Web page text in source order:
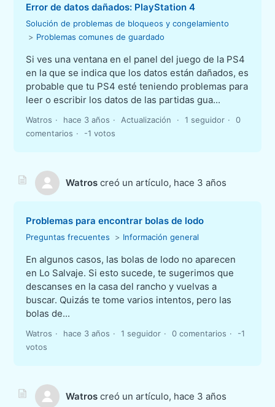
Error de datos dañados: PlayStation 4
Solución de problemas de bloqueos y congelamiento
Problemas comunes de guardado
Si ves una ventana en el panel del juego de la PS4
en la que se indica que los datos están dañados, es
probable que tu PS4 esté teniendo problemas para
leer o escribir los datos de las partidas gua...
Watros hace 3 años Actualización 1 seguidor
0
comentarios
-1 votos
Watros creó un artículo, hace 3 años
Problemas para encontrar bolas de lodo
Preguntas frecuentes Información general
En algunos casos, las bolas de lodo no aparecen
en Lo Salvaje. Si esto sucede, te sugerimos que
descanses en la casa del rancho y vuelvas a
buscar. Quizás te tome varios intentos, pero las
bolas de...
Watros hace 3 años 1 seguidor 0 comentarios
-1
votos
Watros creó un artículo, hace 3 años